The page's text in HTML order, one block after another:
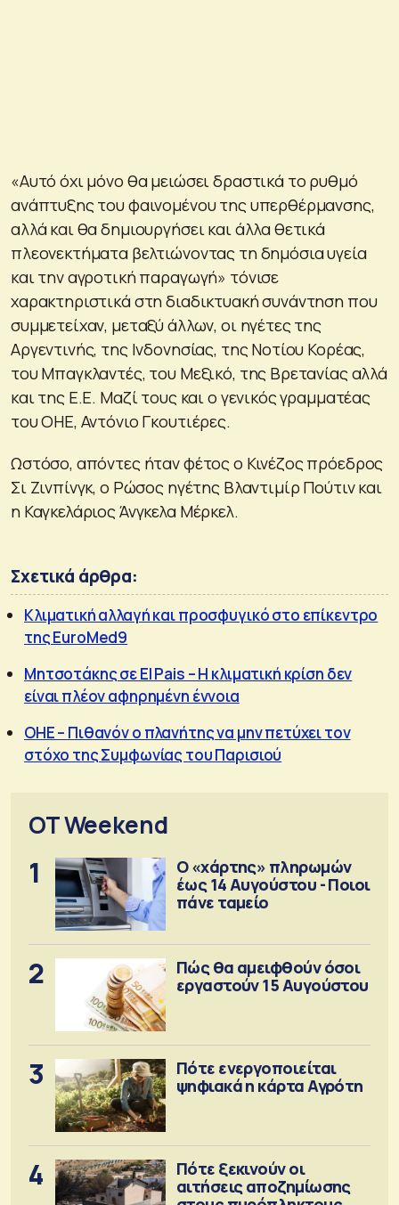
«Αυτό όχι μόνο θα μειώσει δραστικά το ρυθμό
ανάπτυξης του φαινομένου της υπερθέρμανσης,
αλλά και θα δημιουργήσει και άλλα θετικά
πλεονεκτήματα βελτιώνοντας τη δημόσια υγεία
και την αγροτική παραγωγή» τόνισε
χαρακτηριστικά στη διαδικτυακή συνάντηση που
συμμετείχαν, μεταξύ άλλων, οι ηγέτες της
Αργεντινής, της Ινδονησίας, της Νοτίου Κορέας,
του Μπαγκλαντές, του Μεξικό, της Βρετανίας αλλά
και της Ε.Ε. Μαζί τους και ο γενικός γραμματέας
του ΟΗΕ, Αντόνιο Γκουτιέρες.
Ωστόσο, απόντες ήταν φέτος ο Κινέζος πρόεδρος
Σι Ζινπίνγκ, ο Ρώσος ηγέτης Βλαντιμίρ Πούτιν και
η Καγκελάριος Άνγκελα Μέρκελ.
Σχετικά άρθρα:
Κλιματική αλλαγή και προσφυγικό στο επίκεντρο
της EuroMed9
Μητσοτάκης σε El Pais – Η κλιματική κρίση δεν
είναι πλέον αφηρημένη έννοια
ΟΗΕ – Πιθανόν ο πλανήτης να μην πετύχει τον
στόχο της Συμφωνίας του Παρισιού
OT Weekend
1
Ο «χάρτης» πληρωμών
έως 14 Αυγούστου - Ποιοι
πάνε ταμείο
2
Πώς θα αμειφθούν όσοι
εργαστούν 15 Αυγούστου
3
Πότε ενεργοποιείται
ψηφιακά η κάρτα Αγρότη
4
Πότε ξεκινούν οι
αιτήσεις αποζημίωσης